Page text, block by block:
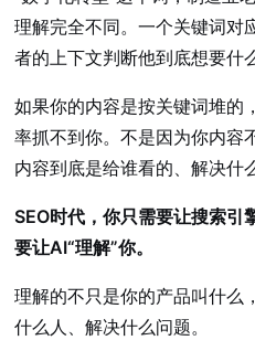
理解完全不同。一个关键词对
者的上下文判断他到底想要什
如果你的内容是按关键词堆的
率抓不到你。不是因为你内容
内容到底是给谁看的、解决什
SEO时代，你只需要让搜索引
要让AI“理解”你。
理解的不只是你的产品叫什么
什么人、解决什么问题。